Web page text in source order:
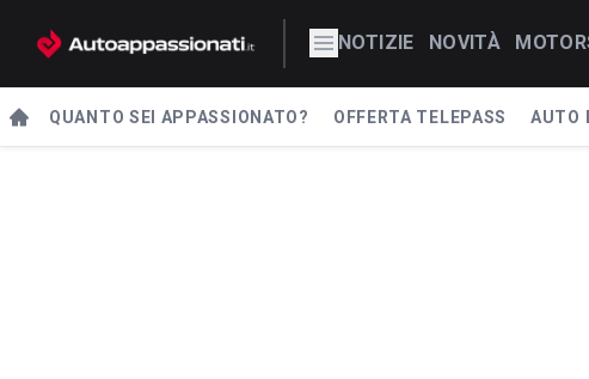
NOTIZIE NOVITÀ
QUANTO SEI APPASSIONATO? OFFERTA TELEPASS AUTO